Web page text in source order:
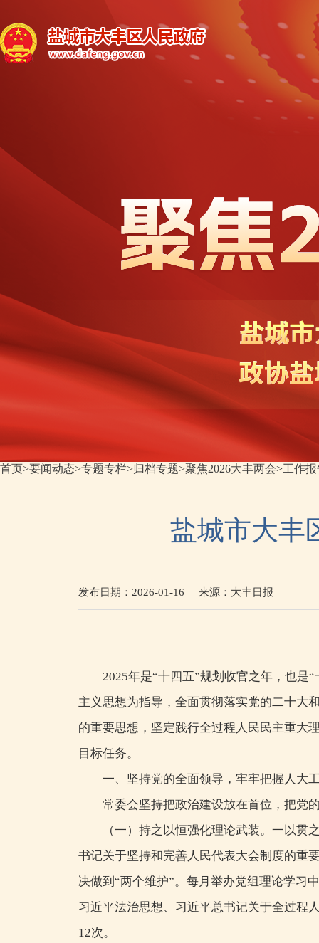
首页>要闻动态>专题专栏>归档专题>聚焦2026大丰两会>工作
盐城市大丰
发布日期：2026-01-16 来源： 大丰日报
2025年是“十四五”规划收官之年，也是
主义思想为指导，全面贯彻落实党的二十大
的重要思想，坚定践行全过程人民民主重大
目标任务。
一、坚持党的全面领导，牢牢把握人大
常委会坚持把政治建设放在首位，把党
（一）持之以恒强化理论武装。一以
书记关于坚持和完善人民代表大会制度的重
决做到“两个维护”。每月举办党组理论学习
习近平法治思想、习近平总书记关于全过程
12次。